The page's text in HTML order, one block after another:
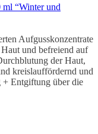
ml “Winter und
Aufgusskonzentrate
und befreiend auf
der Haut,
kreislauffördernd und
+ Entgiftung über die